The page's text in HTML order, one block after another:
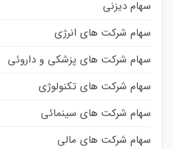
سهام دیزنی
سهام شرکت های انرژی
سهام شرکت های پزشکی و داروئی
سهام شرکت های تکنولوژی
سهام شرکت های سینمائی
سهام شرکت های مالی